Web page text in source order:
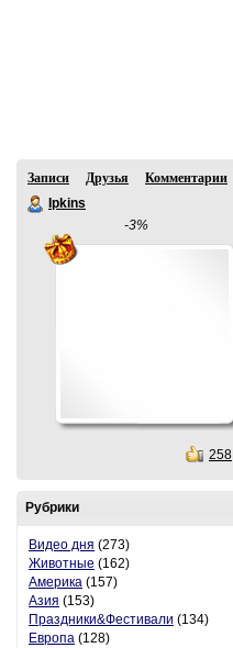
Записи Друзья
Комментарии
Ipkins
-3%
258
Рубрики
Видео дня (273)
Животные (162)
Америка (157)
Азия (153)
Праздники&Фестивали (134)
Европа (128)